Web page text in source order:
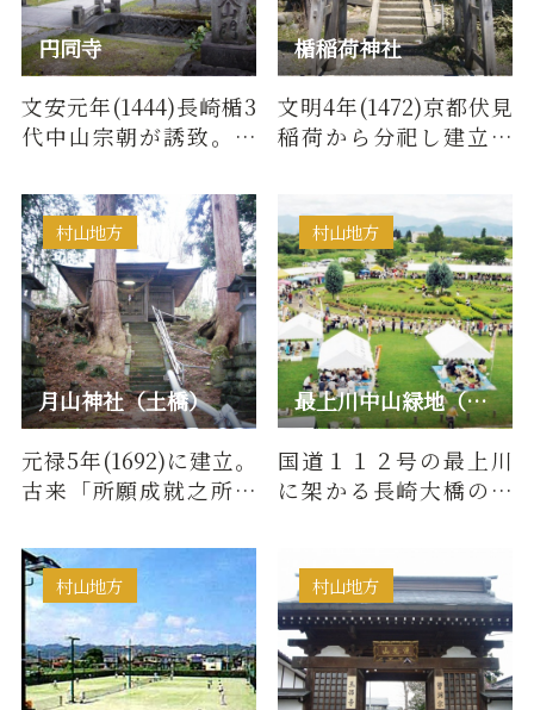
円同寺
文安元年(1444)長崎楯3
代中山宗朝が誘致。中
る。(曹洞宗)また、玄蕃
壇は8…
楯稲荷神社
文明4年(1472)京都伏見
稲荷から分祀し建立。
祈ったものといわれ
る。祭礼9…
月山神社（土橋）
村山地方
元禄5年(1692)に建立。
古来「所願成就之所」
た。祭礼5月3日
最上川中山緑地（せせらぎ公園）
村山地方
国道１１２号の最上川
に架かる長崎大橋の東
流れを利…
村山地方 村山地方